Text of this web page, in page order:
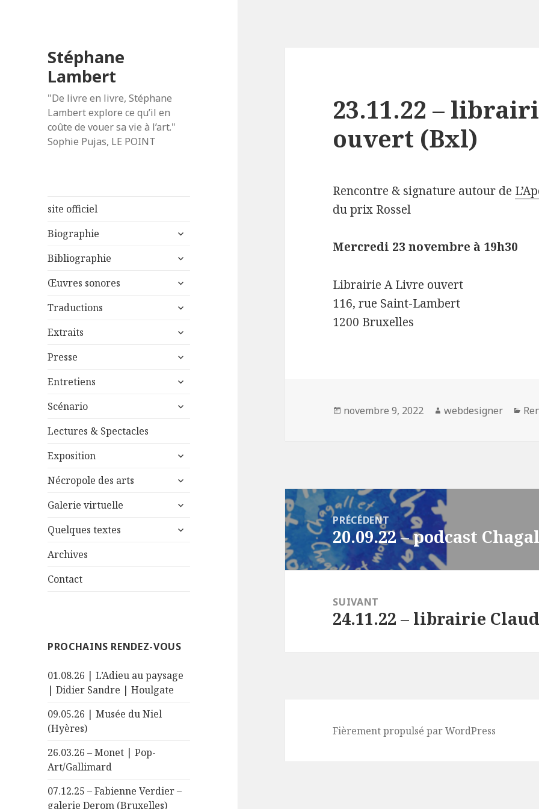
Stéphane
Lambert
"De livre en livre, Stéphane
Lambert explore ce qu’il en
coûte de vouer sa vie à l’art."
Sophie Pujas, LE POINT
site officiel
Biographie
ouvrir
sous-
Bibliographie
ouvrir
sous-
Œuvres sonores
ouvrir
sous-
Traductions
ouvrir
sous-
Extraits
ouvrir
sous-
Presse
ouvrir
sous-
Entretiens
ouvrir
sous-
Scénario
ouvrir
Lectures & Spectacles
Exposition
ouvrir
sous-
Nécropole des arts
ouvrir
sous-
Galerie virtuelle
ouvrir
sous-
Quelques textes
ouvrir
Archives
Contact
PROCHAINS RENDEZ-VOUS
01.08.26 | L’Adieu au paysage
| Didier Sandre | Houlgate
09.05.26 | Musée du Niel
(Hyères)
26.03.26 – Monet | Pop-
Art/Gallimard
07.12.25 – Fabienne Verdier –
galerie Derom (Bruxelles)
23.11.22 –
ouvert (Bxl)
Rencontre & signature autour de
du prix Rossel
Mercredi 23 novembre à 19h30
Librairie A Livre ouvert
116, rue Saint-Lambert
1200 Bruxelles
Publié
novembre 9, 2022 Auteur
webdesigner
Navigation
de
l’article
PRÉCÉDENT
Article
précédent :
20.09.22 – podcast
SUIVANT
Article
24.11.22 – librairie
Fièrement propulsé par WordPress